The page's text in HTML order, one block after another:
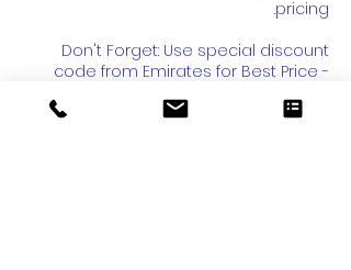
​Don't Forget: Use special discount
code from Emirates for Best Price -